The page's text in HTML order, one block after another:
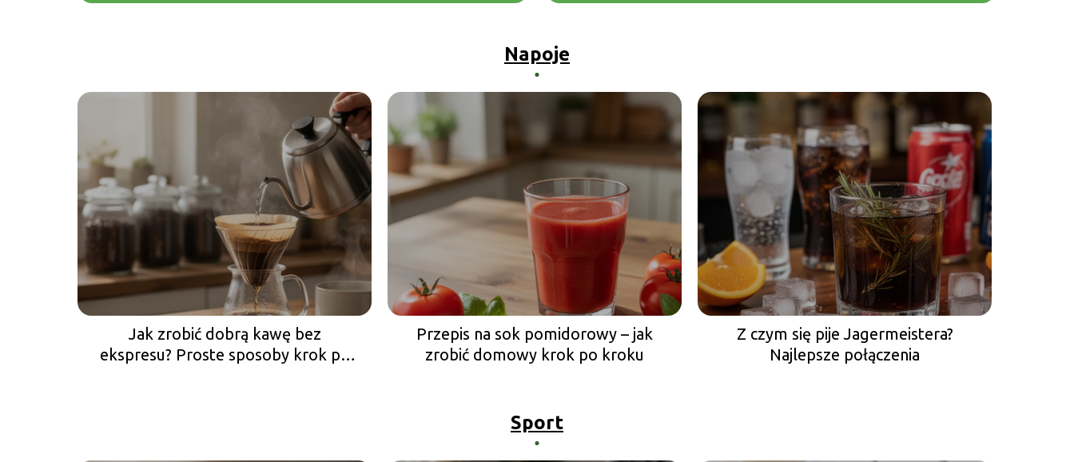
Napoje
Jak zrobić dobrą kawę bez
ekspresu? Proste sposoby krok po
Przepis na sok pomidorowy – jak
zrobić domowy krok po kroku
Z czym się pije Jagermeistera?
Najlepsze połączenia
Sport